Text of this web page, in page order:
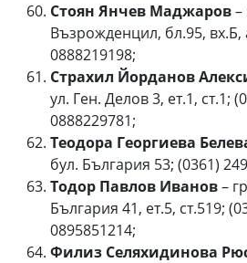
Стоян Янчев Маджаров–
Възрожденцил, бл.95, вх.Б,
0888219198;
Страхил Йорданов
ул. Ген. Делов 3, ет.1, ст.1;
0888229781;
Теодора Георгиева
бул. България 53; (0361)
Тодор Павлов Иванов–
България 41, ет.5, ст.519;
0895851214;
Филиз Селяхидинова